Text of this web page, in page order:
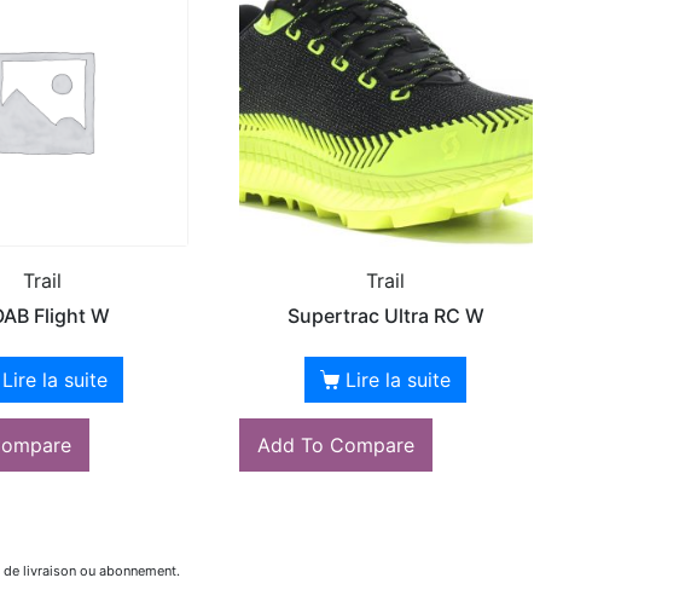
Trail
Flight W
Lire la suite
Trail
Supertrac Ultra RC W
Lire la suite
Add To Compare
livraison ou abonnement.